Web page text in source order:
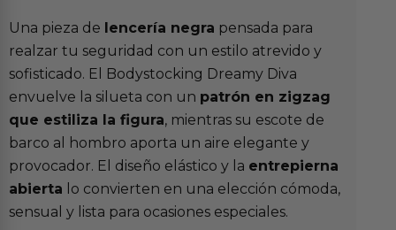
Una pieza de lencería negra pensada para
realzar tu seguridad con un estilo atrevido y
sofisticado. El Bodystocking Dreamy Diva
envuelve la silueta con un patrón en zigzag
que estiliza la figura, mientras su escote de
barco al hombro aporta un aire elegante y
provocador. El diseño elástico y la entrepierna
abierta lo convierten en una elección cómoda,
sensual y lista para ocasiones especiales.